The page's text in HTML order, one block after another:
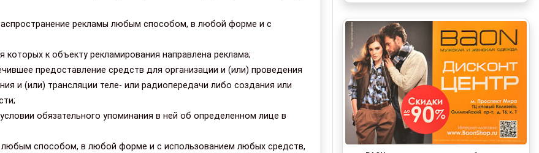
рекламы любым способом, в любой форме и с
которых к объекту рекламирования направлена реклама;
предоставление средств для организации и (или) проведения
и (или) трансляции теле- или радиопередачи либо создания или
обязательного упоминания в ней об определенном лице в
любым способом, в любой форме и с использованием любых средств,